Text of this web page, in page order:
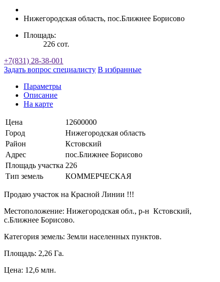
Нижегородская область, пос.Ближнее Борисово
Площадь:
226 сот.
+7(831) 28-38-001
Задать вопрос специалисту В избранные
Параметры
Описание
На карте
Цена
12600000
Город
Нижегородская область
Район
Кстовский
Адрес
пос.Ближнее Борисово
Площадь участка 226
Тип земель
КОММЕРЧЕСКАЯ
Продаю участок на Красной Линии !!!
Местоположение: Нижегородская обл., р-н Кстовский,
с.Ближнее Борисово.
Категория земель: Земли населенных пунктов.
Площадь: 2,26 Га.
Цена: 12,6 млн.